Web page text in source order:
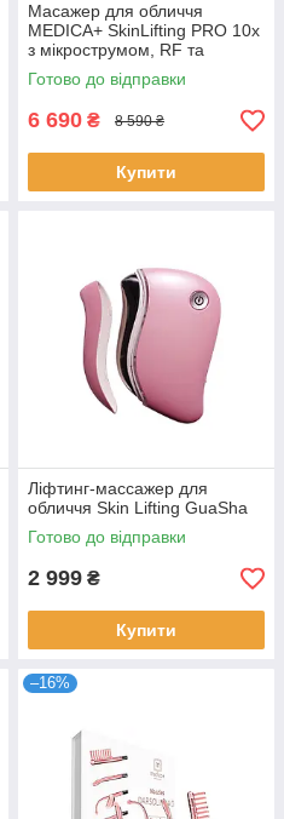
Масажер для обличчя
MEDICA+ SkinLifting PRO 10x
з мікрострумом, RF та
функцією ліфтингу
Готово до відправки
6 690 ₴ 8 590 ₴
Купити
Ліфтинг-массажер для
обличчя Skin Lifting GuaSha
Готово до відправки
2 999 ₴
Купити
–16%